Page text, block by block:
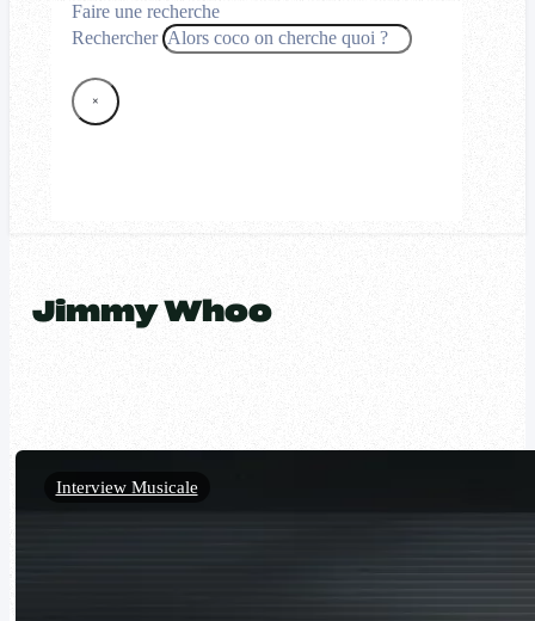
Faire une recherche
Rechercher
×
Jimmy Whoo
Interview Musicale